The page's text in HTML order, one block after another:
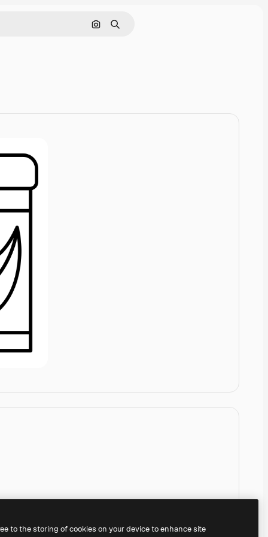
Nach Bild suchen
Suchen
to the storing of cookies on your device to enhance site